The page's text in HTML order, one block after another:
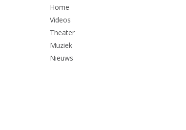
Home
Videos
Theater
Muziek
Nieuws